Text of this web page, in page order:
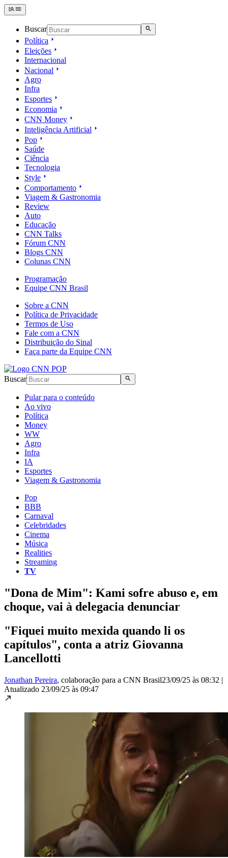
Buscar
Política
Eleições
Internacional
Nacional
Agro
Infra
Esportes
Economia
CNN Money
Inteligência Artificial
Pop
Saúde
Ciência
Tecnologia
Style
Comportamento
Viagem & Gastronomia
Review
Auto
Educação
CNN Talks
Fórum CNN
Blogs CNN
Colunas CNN
Programação
Equipe CNN Brasil
Sobre a CNN
Política de Privacidade
Termos de Uso
Fale com a CNN
Distribuição do Sinal
Faça parte da Equipe CNN
Buscar
Pular para o conteúdo
Ao vivo
Política
Money
WW
Agro
Infra
IA
Esportes
Viagem & Gastronomia
Pop
BBB
Carnaval
Celebridades
Cinema
Música
Realities
Streaming
TV
"Dona de Mim": Kami sofre abuso e, em
choque, vai à delegacia denunciar
"Fiquei muito mexida quando li os
capítulos", conta a atriz Giovanna
Lancellotti
Jonathan Pereira, colaboração para a CNN Brasil23/09/25 às 08:32 |
Atualizado 23/09/25 às 09:47